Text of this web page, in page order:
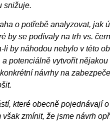
snižuje.
o potřebě analyzovat, jak
by se podívaly na trh vs.
li by náhodou nebylo v této
potenciálně vytvořit
návrhy na
které obecně pojednávají
zmínit, že jsme návrh